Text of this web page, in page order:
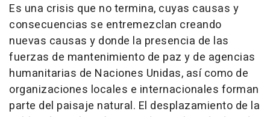
Es una crisis que no termina, cuyas causas y
consecuencias se entremezclan creando
nuevas causas y donde la presencia de las
fuerzas de mantenimiento de paz y de agencias
humanitarias de Naciones Unidas, así como de
organizaciones locales e internacionales forman
parte del paisaje natural. El desplazamiento de la